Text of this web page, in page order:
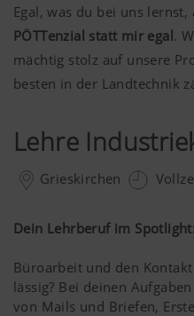
Egal, was du bei uns
PÖTTenzial statt mir egal .
mächtig stolz auf unsere
besten in der Landtechnik
Lehre
Grieskirchen
Dein Lehrberuf im Spotlight:
Büroarbeit und den
lässig? Bei deinen
von Mails und Briefen,